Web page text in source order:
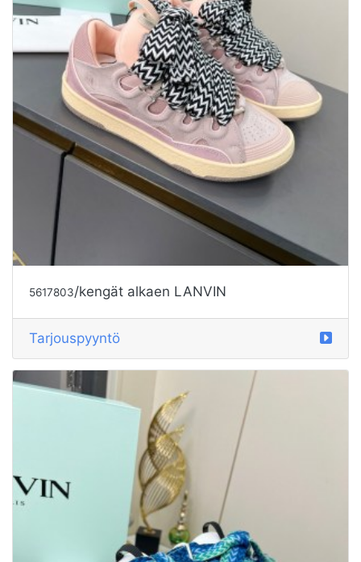
5617803/kengät alkaen LANVIN
Tarjouspyyntö